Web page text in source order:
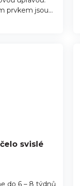
prvkem jsou...
svislé
do 6 – 8 týdnů